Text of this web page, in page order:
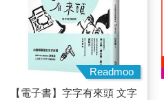
Readmoo
【電子書】字字有來頭 文字